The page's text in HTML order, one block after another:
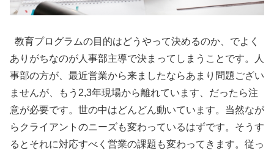
教育プログラムの目的はどうやって決めるのか、でよく
ありがちなのが人事部主導で決まってしまうことです。人
事部の方が、最近営業から来ましたならあまり問題ござい
ませんが、もう2,3年現場から離れています、だったら注
意が必要です。世の中はどんどん動いています。当然なが
らクライアントのニーズも変わっているはずです。そうす
るとそれに対応すべく営業の課題も変わってきます。従っ